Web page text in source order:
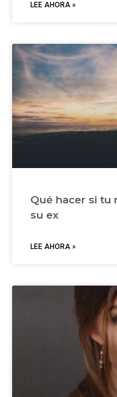
LEE AHORA »
Qué hacer si tu
su ex
LEE AHORA »